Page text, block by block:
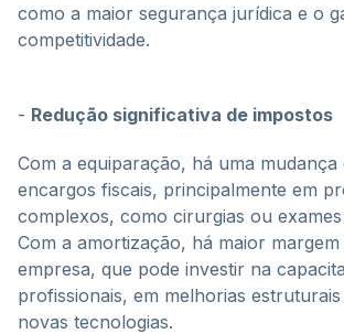
como a maior segurança jurídica e o
competitividade.
- Redução significativa de impostos
Com a equiparação, há uma mudança
encargos fiscais, principalmente em
complexos, como cirurgias ou exames
Com a amortização, há maior
empresa, que pode investir na
profissionais, em melhorias
novas tecnologias.